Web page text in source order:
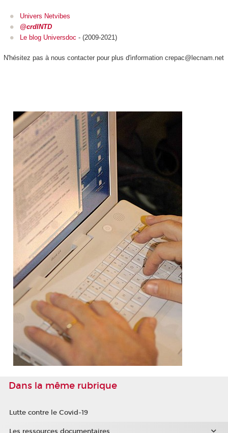
Univers Netvibes
@crdINTD
e blog Universdoc - (2009-2021)
N'hésitez pas à nous contacter pour plus d'information crepac@lecnam.net
Dans la même rubrique
Lutte contre le Covid-19